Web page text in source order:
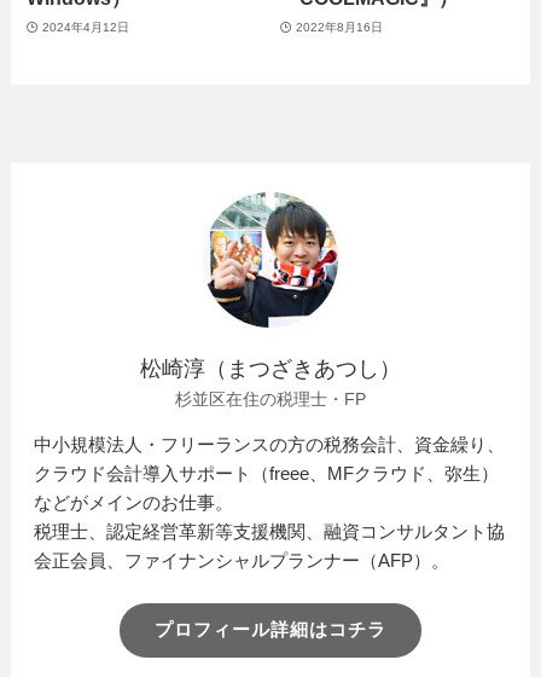
2024年4月12日 2022年8月16日
松崎淳（まつざきあつし）
杉並区在住の税理士・FP
中小規模法人・フリーランスの方の税務会計、資金繰り、
クラウド会計導入サポート（freee、MFクラウド、弥生）
などがメインのお仕事。
税理士、認定経営革新等支援機関、融資コンサルタント協
会正会員、ファイナンシャルプランナー（AFP）。
プロフィール詳細はコチラ